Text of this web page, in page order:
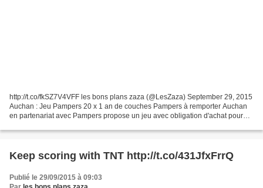
http://t.co/fkSZ7V4VFF les bons plans zaza (@LesZaza) September 29, 2015
Auchan : Jeu Pampers 20 x 1 an de couches Pampers à remporter Auchan
en partenariat avec Pampers propose un jeu avec obligation d'achat pour
Keep scoring with TNT http://t.co/431JfxFrrQ
Publié le 29/09/2015 à 09:03